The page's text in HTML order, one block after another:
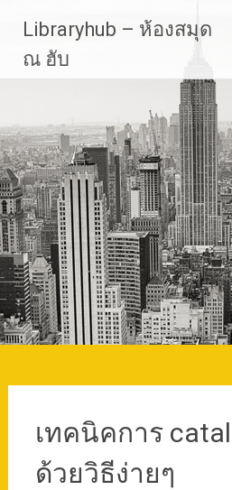
content
Libraryhub – ห้องสมุด
ณ ฮับ
เทคนิคการ
ด้วยวิธีง่ายๆ